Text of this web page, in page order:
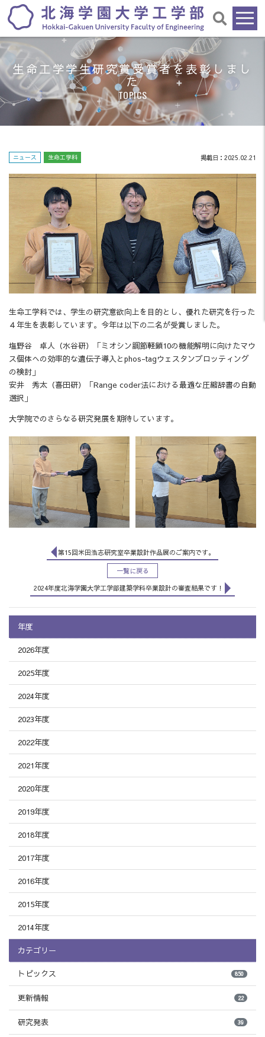
生命工学学生研究賞受賞者を表彰しまし
た
TOPICS
ニュース 生命工学科 掲載日：2025.02.21
生命工学科では、学生の研究意欲向上を目的とし、優れた研究を行った
４年生を表彰しています。今年は以下の二名が受賞しました。
塩野谷 卓人（水谷研）「ミオシン調節軽鎖10の機能解明に向けたマウ
ス個体への効率的な遺伝子導入とphos-tagウェスタンブロッティング
の検討」
安井 秀太（喜田研）「Range coder法における最適な圧縮辞書の自動
選択」
大学院でのさらなる研究発展を期待しています。
第15回米田浩志研究室卒業設計作品展のご案内です。
一覧に戻る
2024年度北海学園大学工学部建築学科卒業設計の審査結果です！
年度
2026年度
2025年度
2024年度
2023年度
2022年度
2021年度
2020年度
2019年度
2018年度
2017年度
2016年度
2015年度
2014年度
カテゴリー
トピックス 850
更新情報 22
研究発表 39